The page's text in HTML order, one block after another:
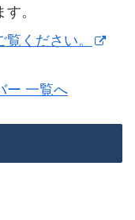
。
ください。
ー 一覧へ